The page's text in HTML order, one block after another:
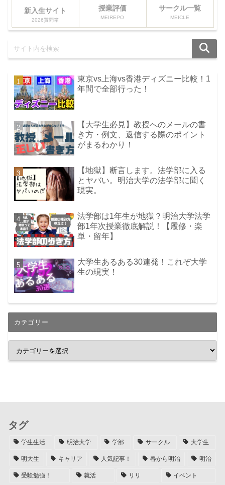
新入生サイト
2026質問箱
授業評価
MEIREPO
サークル一覧
MEICLE
東京vs上海vs香港ディズニー比較！1
年間で全部行った！
【大学生必見】教授へのメールの書
き方・例文、返信する際のポイント
がまるわかり！
【地獄】断言します。法学部に入る
とヤバい。明治大学の法学部に聞く
現実。
法学部は1年生が地獄？明治大学法学
部1年次授業徹底解説！【履修・楽
単・留年】
大学生あるある30連発！これぞ大学
生の現実！
カテゴリー
タグ
学生生活 明治大学 学部 サークル 大学生
明大生 キャリア 人気記事！ 春から明治 明治
受験勉強！ 就活 リリ イベント